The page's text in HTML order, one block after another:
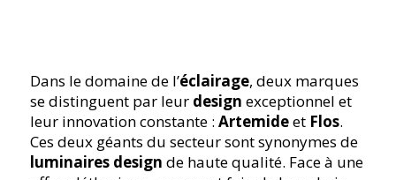
Dans le domaine de l’éclairage, deux marques
se distinguent par leur design exceptionnel et
leur innovation constante : Artemideet Flos.
Ces deux géants du secteur sont synonymes de
luminaires design de haute qualité. Face à une